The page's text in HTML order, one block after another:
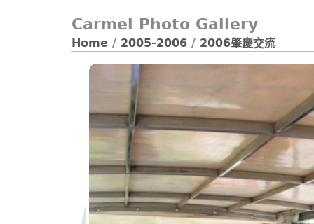
Carmel Photo Gallery
Home / 2005-2006 / 2006肇慶交流